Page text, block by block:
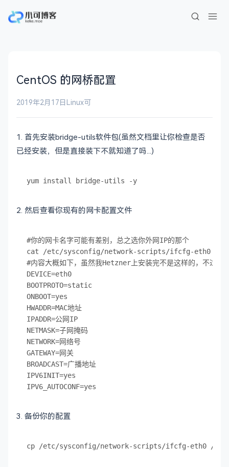
CentOS 的网桥配置
2019年2月17日Linux可
1. 首先安装bridge-utils软件包(虽然文档里让你检查是否
已经安装，但是直接装下不就知道了吗...)
2. 然后查看你现有的网卡配置文件
#你的网卡名字可能有差别，总之选你外网IP的那个
cat /etc/sysconfig/network-scripts/ifcfg-eth0
#内容大概如下，虽然我Hetzner上安装完不是这样的，不过差
DEVICE=eth0
BOOTPROTO=static
ONBOOT=yes
HWADDR=MAC地址
IPADDR=公网IP
NETMASK=子网掩码
NETWORK=网络号
GATEWAY=网关
BROADCAST=广播地址
IPV6INIT=yes
3. 备份你的配置